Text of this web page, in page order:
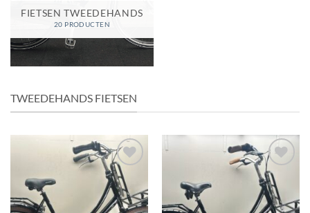
FIETSEN TWEEDEHANDS
20 PRODUCTEN
TWEEDEHANDS FIETSEN
Add to
wishlist
Add to
wishlist